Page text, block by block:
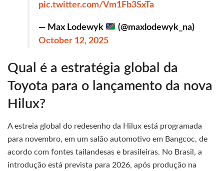
pic.twitter.com/Vm1Fb3SxTa
— Max Lodewyk
(@maxlodewyk_na)
October 12, 2025
Qual é a estratégia global da
Toyota para o lançamento da nova
Hilux?
A estreia global do redesenho da Hilux está programada
para novembro, em um salão automotivo em Bangcoc, de
acordo com fontes tailandesas e brasileiras. No Brasil, a
introdução está prevista para 2026, após produção na